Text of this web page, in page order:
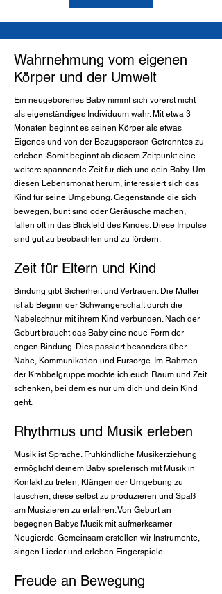
Wahrnehmung vom eigenen
Körper und der Umwelt
Ein neugeborenes Baby nimmt sich vorerst nicht
als eigenständiges Individuum wahr. Mit etwa 3
Monaten beginnt es seinen Körper als etwas
Eigenes und von der Bezugsperson Getrenntes zu
erleben. Somit beginnt ab diesem Zeitpunkt eine
weitere spannende Zeit für dich und dein Baby. Um
diesen Lebensmonat herum, interessiert sich das
Kind für seine Umgebung. Gegenstände die sich
bewegen, bunt sind oder Geräusche machen,
fallen oft in das Blickfeld des Kindes. Diese Impulse
sind gut zu beobachten und zu fördern.
Zeit für Eltern und Kind
Bindung gibt Sicherheit und Vertrauen. Die Mutter
ist ab Beginn der Schwangerschaft durch die
Nabelschnur mit ihrem Kind verbunden. Nach der
Geburt braucht das Baby eine neue Form der
engen Bindung. Dies passiert besonders über
Nähe, Kommunikation und Fürsorge. Im Rahmen
der Krabbelgruppe möchte ich euch Raum und Zeit
schenken, bei dem es nur um dich und dein Kind
geht.
Rhythmus und Musik erleben
Musik ist Sprache. Frühkindliche Musikerziehung
ermöglicht deinem Baby spielerisch mit Musik in
Kontakt zu treten, Klängen der Umgebung zu
lauschen, diese selbst zu produzieren und Spaß
am Musizieren zu erfahren. Von Geburt an
begegnen Babys Musik mit aufmerksamer
Neugierde. Gemeinsam erstellen wir Instrumente,
singen Lieder und erleben Fingerspiele.
Freude an Bewegung